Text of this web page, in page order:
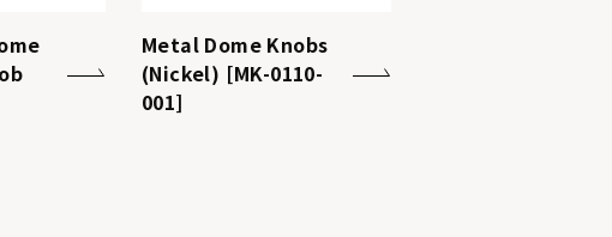
Metal Dome Knobs
(Nickel) [MK-0110-
001]